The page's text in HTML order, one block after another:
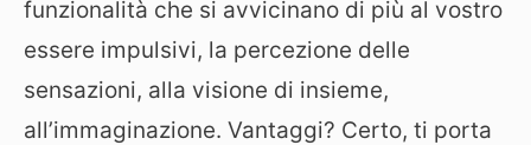
funzionalità che si avvicinano di più al vostro
essere impulsivi, la percezione delle
sensazioni, alla visione di insieme,
all’immaginazione. Vantaggi? Certo, ti porta